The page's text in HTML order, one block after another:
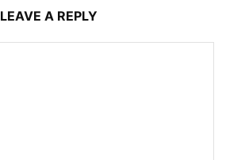
LEAVE A REPLY